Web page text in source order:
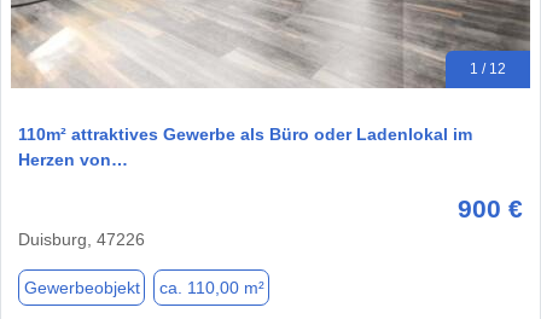
1 / 12
110m² attraktives Gewerbe als Büro oder Ladenlokal im
Herzen von…
900 €
Duisburg, 47226
Gewerbeobjekt ca. 110,00 m²